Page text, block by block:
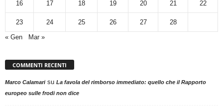
16 17 18 19 20 21 22
23 24 25 26 27
28
« Gen
Mar »
COMMENTI RECENTI
Marco Calamarisu La favola del rimborso immediato: quello che il Rapporto
europeo sulle frodi non dice